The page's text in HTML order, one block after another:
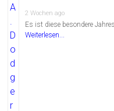
2 Wochen ago
Es ist diese besondere
Weiterlesen...